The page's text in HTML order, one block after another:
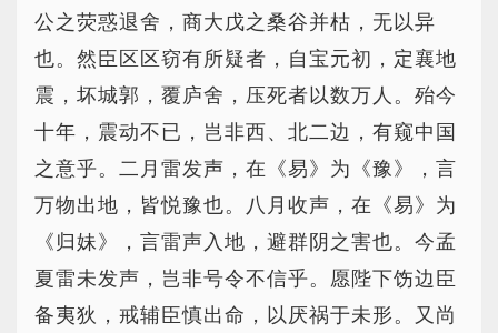
公之荧惑退舍，商大戊之桑谷并枯，无以异
也。然臣区区窃有所疑者，自宝元初，定襄地
震，坏城郭，覆庐舍，压死者以数万人。殆今
十年，震动不已，岂非西、北二边，有窥中国
之意乎。二月雷发声，在《易》为《豫》，言
万物出地，皆悦豫也。八月收声，在《易》为
《归妹》，言雷声入地，避群阴之害也。今孟
夏雷未发声，岂非号令不信乎。愿陛下饬边臣
备夷狄，戒辅臣慎出命，以厌祸于未形。又尚